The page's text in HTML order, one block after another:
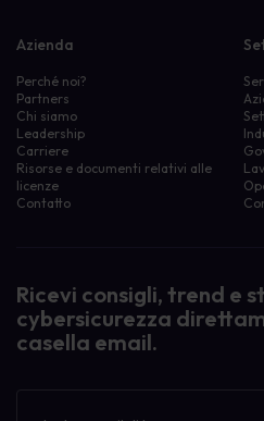
Azienda
Perché noi?
Partners
Chi siamo
Leadership
Carriere
Risorse e documenti relativi alle
licenze
Contatto
Ricevi consigli, trend e
cybersicurezza
casella email.